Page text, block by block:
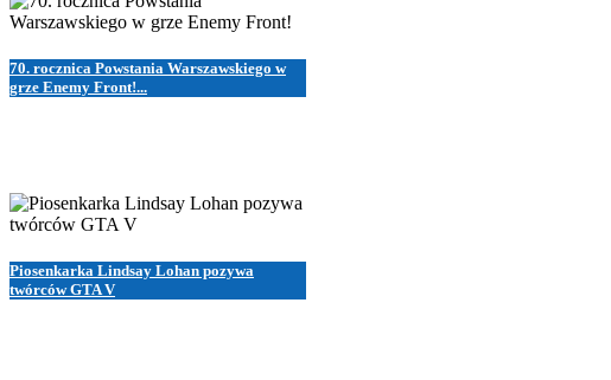
70. rocznica Powstania Warszawskiego w
grze Enemy Front!...
Piosenkarka Lindsay Lohan pozywa
twórców GTA V